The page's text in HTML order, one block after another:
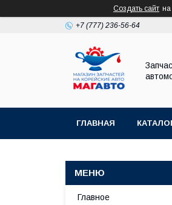
Создать сайт на
+7 (777) 236-56-64
ГЛАВНАЯ
Главное